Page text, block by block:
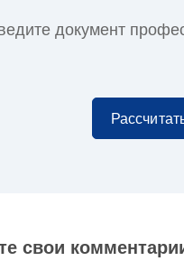
документ
свои